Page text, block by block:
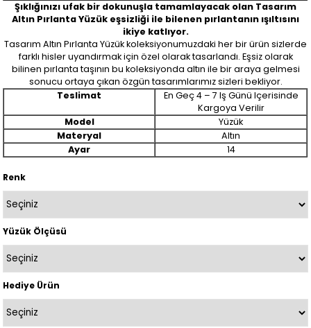
Şıklığınızı ufak bir dokunuşla tamamlayacak olan Tasarım
Altın Pırlanta Yüzük eşsizliği ile bilenen pırlantanın ışıltısını
ikiye katlıyor.
Tasarım Altın Pırlanta Yüzük koleksiyonumuzdaki her bir ürün sizlerde
farklı hisler uyandırmak için özel olarak tasarlandı. Eşsiz olarak
bilinen pırlanta taşının bu koleksiyonda altın ile bir araya gelmesi
sonucu ortaya çıkan özgün tasarımlarımız sizleri bekliyor.
Teslimat
En Geç 4 – 7 Iş Günü Içerisinde
Kargoya Verilir
Model
Yüzük
Materyal
Altın
Ayar
14
Renk
Yüzük Ölçüsü
Hediye Ürün